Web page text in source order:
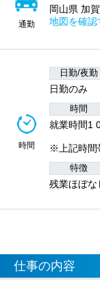
通勤
岡山県 加
地図を確認
時間
日勤/夜勤
日勤のみ
時間
就業時間1
※上記時間
特徴
残業ほぼな
仕事の内容